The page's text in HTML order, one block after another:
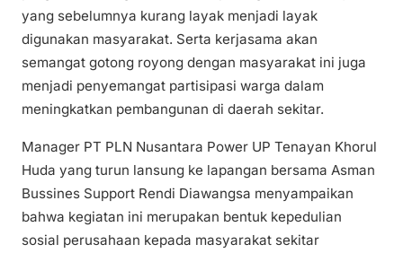
yang sebelumnya kurang layak menjadi layak
digunakan masyarakat. Serta kerjasama akan
semangat gotong royong dengan masyarakat ini juga
menjadi penyemangat partisipasi warga dalam
meningkatkan pembangunan di daerah sekitar.
Manager PT PLN Nusantara Power UP Tenayan Khorul
Huda yang turun lansung ke lapangan bersama Asman
Bussines Support Rendi Diawangsa menyampaikan
bahwa kegiatan ini merupakan bentuk kepedulian
sosial perusahaan kepada masyarakat sekitar